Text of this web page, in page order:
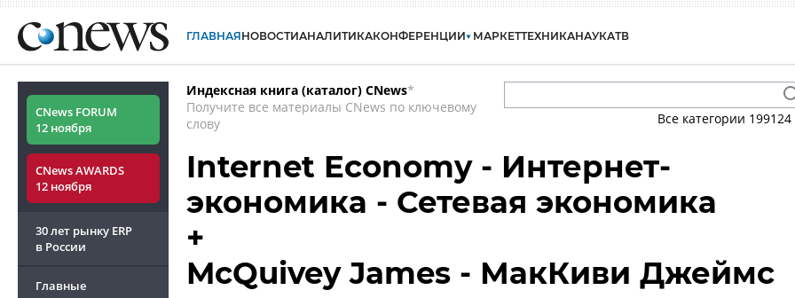
ГЛАВНАЯНОВОСТИАНАЛИТИКАКОНФЕРЕНЦИИ МАРКЕТТЕХНИКАНАУКАТВ
CNews FORUM
12 ноября
CNews AWARDS
12 ноября
30 лет рынку ERP
в России
Главные
Индексная книга (каталог) CNews*
Получите все материалы CNews по ключевому
слову
Все категории 199124
Internet Economy - Интернет-
экономика - Сетевая экономика
+
McQuivey James - МакКиви Джеймс